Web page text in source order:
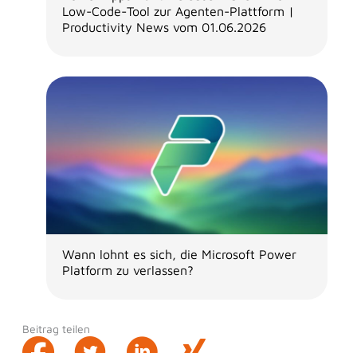
Low-Code-Tool zur Agenten-Plattform |
Productivity News vom 01.06.2026
Wann lohnt es sich, die Microsoft Power
Platform zu verlassen?
Beitrag teilen